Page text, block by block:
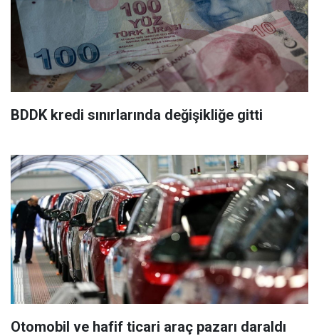
BDDK kredi sınırlarında değişikliğe gitti
Otomobil ve hafif ticari araç pazarı daraldı